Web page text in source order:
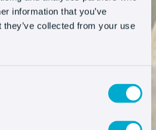
information that you’ve
collected from your use